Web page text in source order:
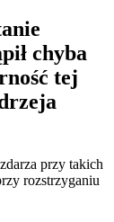
chyba
tej
przy takich
rozstrzyganiu